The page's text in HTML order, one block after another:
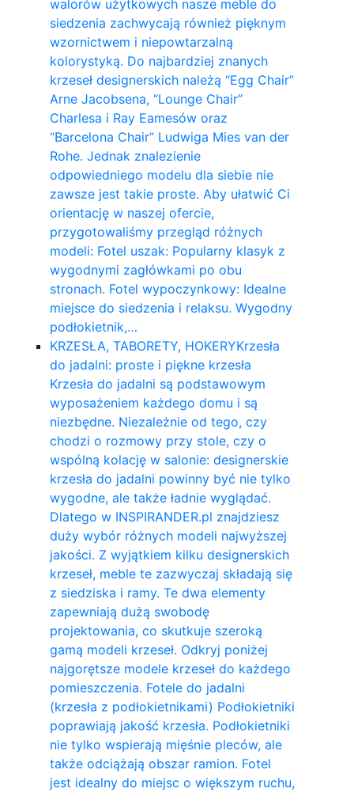
walorów użytkowych nasze meble do
siedzenia zachwycają również pięknym
wzornictwem i niepowtarzalną
kolorystyką. Do najbardziej znanych
krzeseł designerskich należą “Egg Chair”
Arne Jacobsena, “Lounge Chair”
Charlesa i Ray Eamesów oraz
“Barcelona Chair” Ludwiga Mies van der
Rohe. Jednak znalezienie
odpowiedniego modelu dla siebie nie
zawsze jest takie proste. Aby ułatwić Ci
orientację w naszej ofercie,
przygotowaliśmy przegląd różnych
modeli: Fotel uszak: Popularny klasyk z
wygodnymi zagłówkami po obu
stronach. Fotel wypoczynkowy: Idealne
miejsce do siedzenia i relaksu. Wygodny
podłokietnik,…
KRZESŁA, TABORETY, HOKERYKrzesła
do jadalni: proste i piękne krzesła
Krzesła do jadalni są podstawowym
wyposażeniem każdego domu i są
niezbędne. Niezależnie od tego, czy
chodzi o rozmowy przy stole, czy o
wspólną kolację w salonie: designerskie
krzesła do jadalni powinny być nie tylko
wygodne, ale także ładnie wyglądać.
Dlatego w INSPIRANDER.pl znajdziesz
duży wybór różnych modeli najwyższej
jakości. Z wyjątkiem kilku designerskich
krzeseł, meble te zazwyczaj składają się
z siedziska i ramy. Te dwa elementy
zapewniają dużą swobodę
projektowania, co skutkuje szeroką
gamą modeli krzeseł. Odkryj poniżej
najgorętsze modele krzeseł do każdego
pomieszczenia. Fotele do jadalni
(krzesła z podłokietnikami) Podłokietniki
poprawiają jakość krzesła. Podłokietniki
nie tylko wspierają mięśnie pleców, ale
także odciążają obszar ramion. ​Fotel
jest idealny do miejsc o większym ruchu,